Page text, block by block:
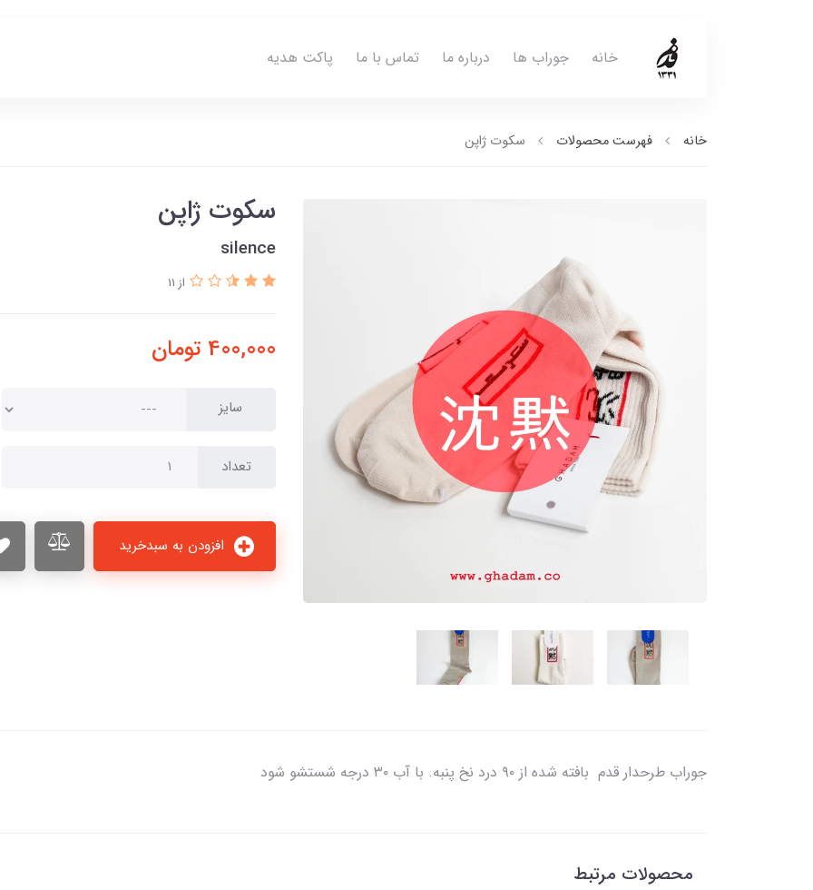
خانه جوراب ها درباره ما تماس با ما پاکت هدیه
خانه فهرست محصولات سکوت ژاپن
سکوت ژاپن
silence
از 11
400,000 تومان
سایز
تعداد
جوراب طرحدار قدم بافته شده از ۹۰ درد نخ پنبه. با آب ۳۰ درجه شستشو شود
محصولات مرتبط